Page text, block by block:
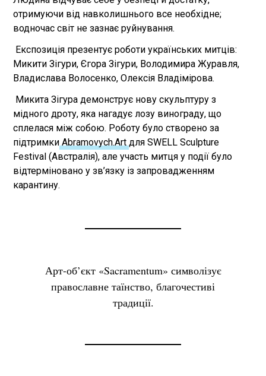
отримуючи від навколишнього все необхідне;
водночас світ не зазнає руйнування.
Експозиція презентує роботи українських митців:
Микити Зігури, Єгора Зігури, Володимира Журавля,
Владислава Волосенко, Олексія Владімірова.
Микита Зігура демонструє нову скульптуру з
мідного дроту, яка нагадує лозу винограду, що
сплелася між собою. Роботу було створено за
підтримки Abramovych.Artдля SWELL Sculpture
Festival (Австралія), але участь митця у події було
відтерміновано у зв’язку із запровадженням
карантину.
Арт-об’єкт «Sacramentum» символізує
православне таїнство, благочестиві
традиції.